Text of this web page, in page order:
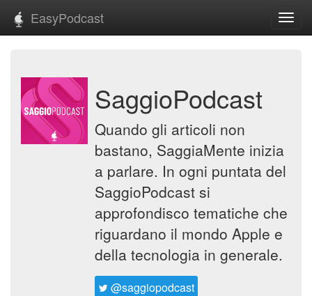
EasyPodcast
SaggioPodcast
Quando gli articoli non
bastano, SaggiaMente inizia
a parlare. In ogni puntata del
SaggioPodcast si
approfondisco tematiche che
riguardano il mondo Apple e
della tecnologia in generale.
@saggiopodcast